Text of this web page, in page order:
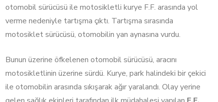
otomobil sürücüsü ile motosikletli kurye F.F. arasında yol
verme nedeniyle tartışma çıktı. Tartışma sırasında
motosiklet sürücüsü, otomobilin yan aynasına vurdu.
Bunun üzerine öfkelenen otomobil sürücüsü, aracını
motosikletlinin üzerine sürdü. Kurye, park halindeki bir çekici
ile otomobilin arasında sıkışarak ağır yaralandı. Olay yerine